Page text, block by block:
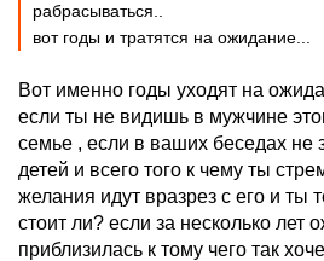
рабрасываться..
вот годы и тратятся на ожидание...
Вот именно годы уходят на
если ты не видишь в мужчине
семье , если в ваших беседах не
детей и всего того к чему ты
желания идут вразрез с его и ты
стоит ли? если за несколько лет
приблизилась к тому чего так